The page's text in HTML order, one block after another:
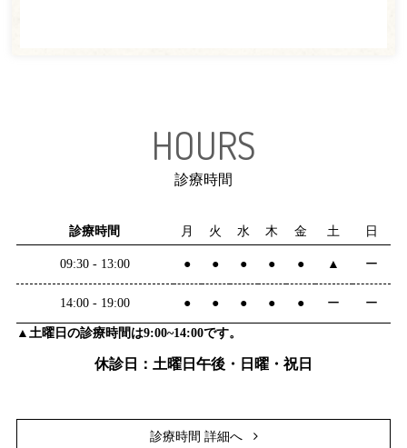
HOURS
診療時間
診療時間 月 火 水 木 金 土 日
09:30 - 13:00 ● ● ● ● ● ▲ ー
14:00 - 19:00 ● ● ● ● ● ー ー
▲土曜日の診療時間は9:00~14:00です。
休診日：土曜日午後・日曜・祝日
診療時間 詳細へ